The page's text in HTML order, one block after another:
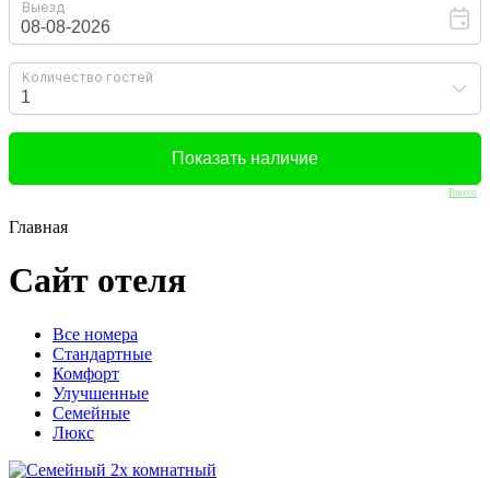
Bnovo
Главная
Сайт отеля
Вcе номера
Стандартные
Комфорт
Улучшенные
Семейные
Люкс